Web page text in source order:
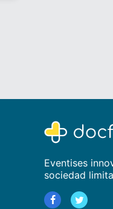
Eventises
sociedad